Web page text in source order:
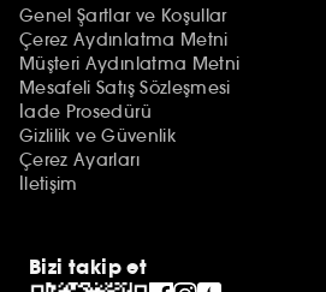
Genel Şartlar ve Koşullar
Çerez Aydınlatma Metni
Müşteri Aydınlatma Metni
Mesafeli Satış Sözleşmesi
İade Prosedürü
Gizlilik ve Güvenlik
Çerez Ayarları
İletişim
Bizi takip et